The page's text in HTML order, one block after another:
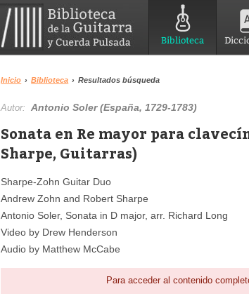
Biblioteca
Inicio › Biblioteca › Resultados búsqueda
Autor:Antonio Soler (España, 1729-1783)
Sonata en Re mayor para
Sharpe, Guitarras)
Sharpe-Zohn Guitar Duo
Andrew Zohn and Robert Sharpe
Antonio Soler, Sonata in D major, arr. Richard Long
Video by Drew Henderson
Audio by Matthew McCabe
Para acceder al contenido